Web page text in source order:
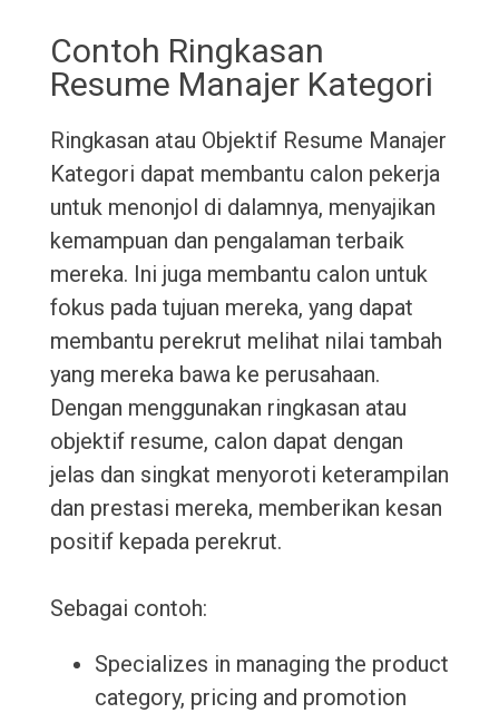
Contoh Ringkasan
Resume Manajer Kategori
Ringkasan atau Objektif Resume Manajer
Kategori dapat membantu calon pekerja
untuk menonjol di dalamnya, menyajikan
kemampuan dan pengalaman terbaik
mereka. Ini juga membantu calon untuk
fokus pada tujuan mereka, yang dapat
membantu perekrut melihat nilai tambah
yang mereka bawa ke perusahaan.
Dengan menggunakan ringkasan atau
objektif resume, calon dapat dengan
jelas dan singkat menyoroti keterampilan
dan prestasi mereka, memberikan kesan
positif kepada perekrut.
Sebagai contoh:
Specializes in managing the product
category, pricing and promotion